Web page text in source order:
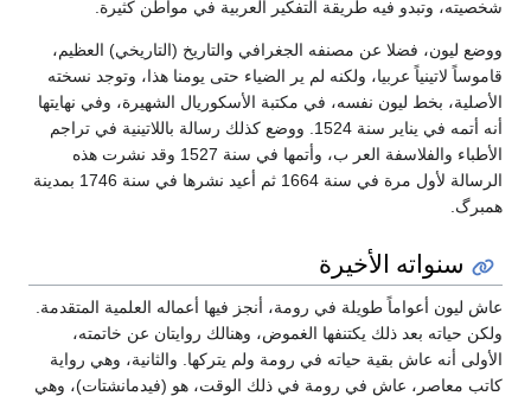
شخصيته، وتبدو فيه طريقة التفكير العربية في مواطن كثيرة.
ووضع ليون، فضلا عن مصنفه الجغرافي والتاريخ (التاريخي) العظيم،
قاموساً لاتينياً عربيا، ولكنه لم ير الضياء حتى يومنا هذا، وتوجد نسخته
الأصلية، بخط ليون نفسه، في مكتبة الأسكوريال الشهيرة، وفي نهايتها
أنه أتمه في يناير سنة 1524. ووضع كذلك رسالة باللاتينية في تراجم
الأطباء والفلاسفة العر ب، وأتمها في سنة 1527 وقد نشرت هذه
الرسالة لأول مرة في سنة 1664 ثم أعيد نشرها في سنة 1746 بمدينة
همبرگ.
سنواته الأخيرة
عاش ليون أعواماً طويلة في رومة، أنجز فيها أعماله العلمية المتقدمة.
ولكن حياته بعد ذلك يكتنفها الغموض، وهنالك روايتان عن خاتمته،
الأولى أنه عاش بقية حياته في رومة ولم يتركها. والثانية، وهي رواية
كاتب معاصر، عاش في رومة في ذلك الوقت، هو (فيدمانشتات)، وهي